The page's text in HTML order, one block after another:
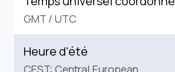
GMT / UTC
Heure d'été
CEST: Central European